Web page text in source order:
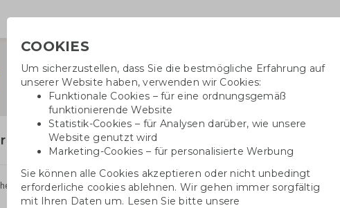
Baumwolltaschen
Papiertüten Farbige Papiertaschen
COOKIES
Um sicherzustellen, dass Sie die bestmögliche Erfahrung auf
unserer Website haben, verwenden wir Cookies:
Funktionale Cookies – für eine ordnungsgemäß
funktionierende Website
Statistik-Cookies – für Analysen darüber, wie unsere
Website genutzt wird
Marketing-Cookies – für personalisierte Werbung
Sie können alle Cookies akzeptieren oder nicht unbedingt
erforderliche cookies ablehnen. Wir gehen immer sorgfältig
mit Ihren Daten um. Lesen Sie bitte unsere